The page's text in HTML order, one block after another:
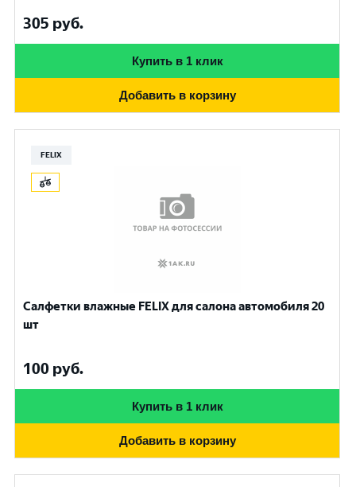
305 руб.
Купить в 1 клик
Добавить в корзину
FELIX
Салфетки влажные FELIX для салона автомобиля 20
шт
100 руб.
Купить в 1 клик
Добавить в корзину